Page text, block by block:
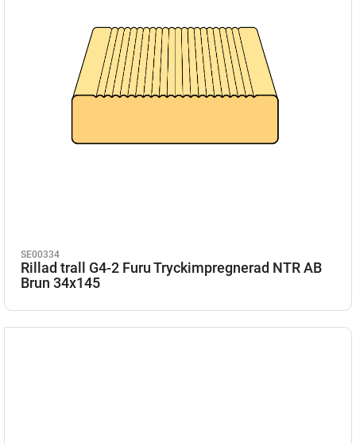
SE00334
Rillad trall G4-2 Furu Tryckimpregnerad NTR AB
Brun 34x145